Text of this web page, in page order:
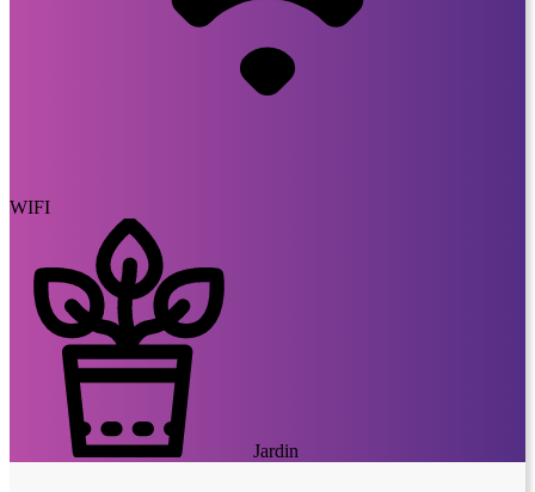
WIFI
Jardin